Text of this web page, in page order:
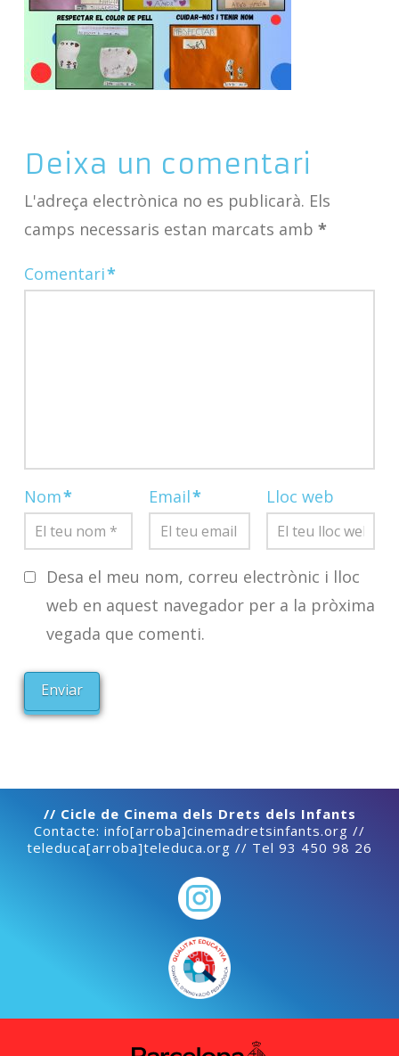
Deixa un comentari
L'adreça electrònica no es publicarà. Els
camps necessaris estan marcats amb *
Comentari*
Nom* Email* Lloc web
Desa el meu nom, correu electrònic i lloc
web en aquest navegador per a la pròxima
vegada que comenti.
// Cicle de Cinema dels Drets dels Infants
Contacte: info[arroba]cinemadretsinfants.org //
teleduca[arroba]teleduca.org // Tel 93 450 98 26